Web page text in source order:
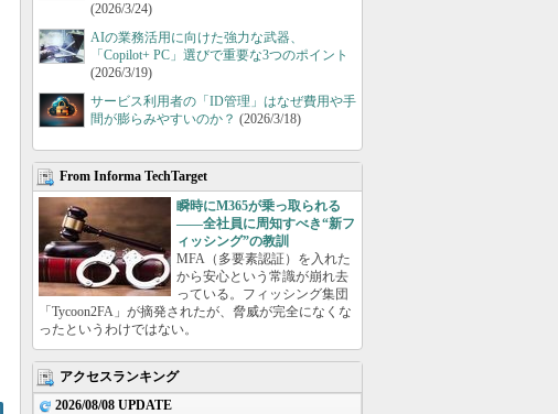
(2026/3/24)
AIの業務活用に向けた強力な武器、
「Copilot+ PC」選びで重要な3つのポイント
(2026/3/19)
サービス利用者の「ID管理」はなぜ費用や手
間が膨らみやすいのか？ (2026/3/18)
From Informa TechTarget
瞬時にM365が乗っ取られる
――全社員に周知すべき“新フ
ィッシング”の教訓
MFA（多要素認証）を入れた
から安心という常識が崩れ去
っている。フィッシング集団
「Tycoon2FA」が摘発されたが、脅威が完全になくな
ったというわけではない。
アクセスランキング
2026/08/08 UPDATE